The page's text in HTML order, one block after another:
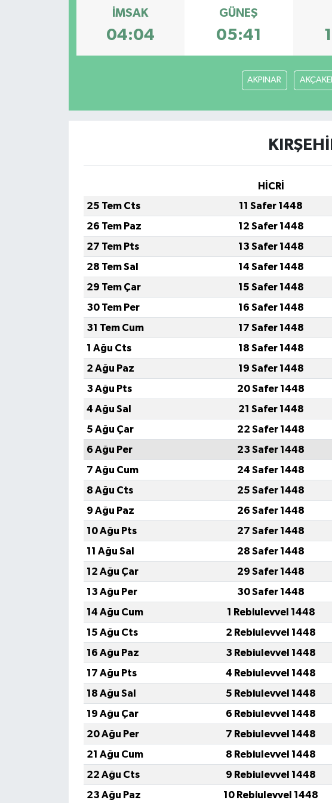
İMSAK
04:04
GÜNEŞ
05:41
AKPINAR
HİCRİ
25 Tem Cts
11 Safer 1448
26 Tem Paz
12 Safer 1448
27 Tem Pts
13 Safer 1448
28 Tem Sal
14 Safer 1448
29 Tem Çar
15 Safer 1448
30 Tem Per
16 Safer 1448
31 Tem Cum
17 Safer 1448
1 Ağu Cts
18 Safer 1448
2 Ağu Paz
19 Safer 1448
3 Ağu Pts
20 Safer 1448
4 Ağu Sal
21 Safer 1448
5 Ağu Çar
22 Safer 1448
6 Ağu Per
23 Safer 1448
7 Ağu Cum
24 Safer 1448
8 Ağu Cts
25 Safer 1448
9 Ağu Paz
26 Safer 1448
10 Ağu Pts
27 Safer 1448
11 Ağu Sal
28 Safer 1448
12 Ağu Çar
29 Safer 1448
13 Ağu Per
30 Safer 1448
14 Ağu Cum
1 Rebiulevvel 1448
15 Ağu Cts
2 Rebiulevvel 1448
16 Ağu Paz
3 Rebiulevvel 1448
17 Ağu Pts
4 Rebiulevvel 1448
18 Ağu Sal
5 Rebiulevvel 1448
19 Ağu Çar
6 Rebiulevvel 1448
20 Ağu Per
7 Rebiulevvel 1448
21 Ağu Cum
8 Rebiulevvel 1448
22 Ağu Cts
9 Rebiulevvel 1448
23 Ağu Paz
10 Rebiulevvel 1448
Kültür Sanat
Resmî ilanlar
Tarım ve Ekonomi